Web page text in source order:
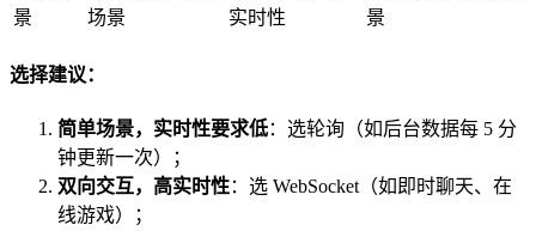
景
场景
实时性
景
选择建议：
简单场景，实时性要求低：选轮询（如后台数据每 5 分
钟更新一次）；
双向交互，高实时性：选 WebSocket（如即时聊天、在
线游戏）；